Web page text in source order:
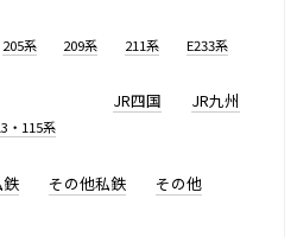
205系 209系 211系 E233系
・115系
JR四国 JR九州
その他私鉄 その他